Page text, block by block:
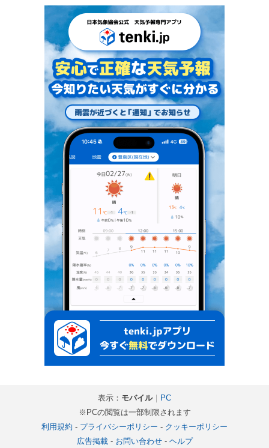
表示： モバイル｜ PC
※PCの閲覧は一部制限されます
利用規約 - プライバシーポリシー - クッキーポリシー
広告掲載- お問い合わせ- ヘルプ